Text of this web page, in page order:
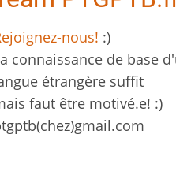
nous! :)
connaissance de base
étrangère suffit
faut être motivé.e! :)